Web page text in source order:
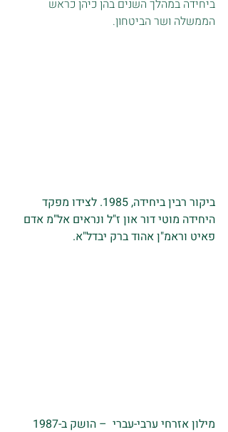
ביחידה במהלך השנים בהן כיהן כראש
הממשלה ושר הביטחון.
ביקור רבין ביחידה, 1985. לצידו מפקד
היחידה מוטי דור און ז"ל ונראים אל"מ אדם
פאיט וראמ"ן אהוד ברק יבדל"א.